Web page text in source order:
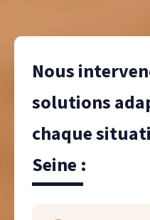
Nous
solutions
chaque
Seine :